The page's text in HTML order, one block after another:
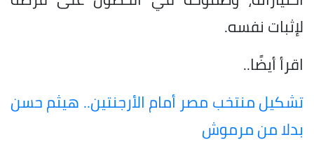
لإثبات نفسه.
اقرأ أيضًا..
تشكيل منتخب مصر أمام الأرجنتين.. هيثم حسن
بدلا من مرموش